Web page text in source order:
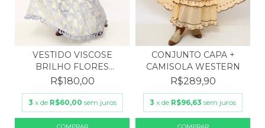
VESTIDO VISCOSE
BRILHO FLORES
DOURADA
R$180,00
3 x de R$60,00 sem juros
CONJUNTO CAPA +
CAMISOLA WESTERN
R$289,90
3 x de R$96,63 sem juros